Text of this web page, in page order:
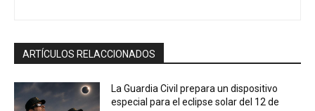
ARTÍCULOS RELACCIONADOS
La Guardia Civil prepara un dispositivo
especial para el eclipse solar del 12 de